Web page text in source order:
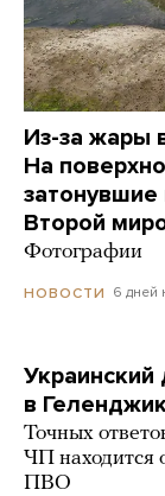
Из-за жары
На
Второй
Фотографии
НОВОСТИ 6 дней
в
Точных
ЧП находится
ПВО